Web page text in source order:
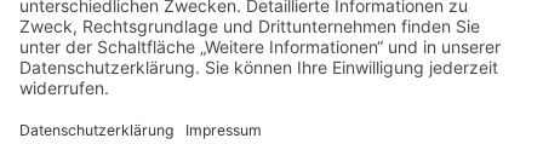
Pension |
Zimmer mit Frühstück |
Ferienwohnungen |
Datenschutz |